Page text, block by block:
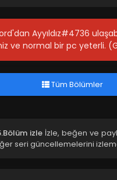
Ayyıldız#4736
ve normal bir pc yeterli.
Tüm Bölümler
izleİzle, beğen ve
seri güncellemelerini